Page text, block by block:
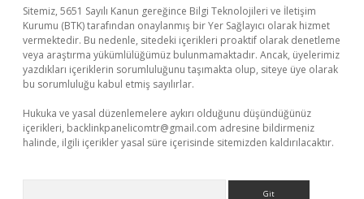
Sitemiz, 5651 Sayılı Kanun gereğince Bilgi Teknolojileri ve İletişim
Kurumu (BTK) tarafından onaylanmış bir Yer Sağlayıcı olarak hizmet
vermektedir. Bu nedenle, sitedeki içerikleri proaktif olarak denetleme
veya araştırma yükümlülüğümüz bulunmamaktadır. Ancak, üyelerimiz
yazdıkları içeriklerin sorumluluğunu taşımakta olup, siteye üye olarak
bu sorumluluğu kabul etmiş sayılırlar.
Hukuka ve yasal düzenlemelere aykırı olduğunu düşündüğünüz
içerikleri, backlinkpanelicomtr@gmail.com adresine bildirmeniz
halinde, ilgili içerikler yasal süre içerisinde sitemizden kaldırılacaktır.